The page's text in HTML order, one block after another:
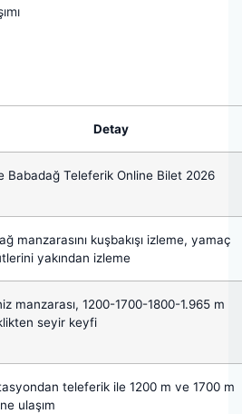
Detay
Babadağ Teleferik Online Bilet 2026
manzarasını kuşbakışı izleme, yamaç
yakından izleme
manzarası, 1200-1700-1800-1.965 m
seyir keyfi
teleferik ile 1200 m ve 1700 m
ulaşım